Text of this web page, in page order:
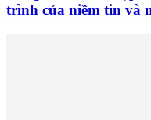
trình của niềm tin và